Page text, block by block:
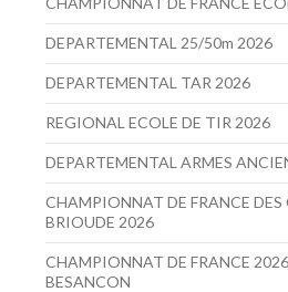
DEPARTEMENTAL 25/50m 2026
DEPARTEMENTAL TAR 2026
REGIONAL ECOLE DE TIR 2026
DEPARTEMENTAL ARMES
CHAMPIONNAT DE FRANCE DES
BRIOUDE 2026
CHAMPIONNAT DE FRANCE
BESANCON